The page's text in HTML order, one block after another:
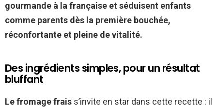
gourmande à la française et séduisent enfants
comme parents dès la première bouchée,
réconfortante et pleine de vitalité.
Des ingrédients simples, pour un résultat
bluffant
Le fromage frais s’invite en star dans cette recette : il